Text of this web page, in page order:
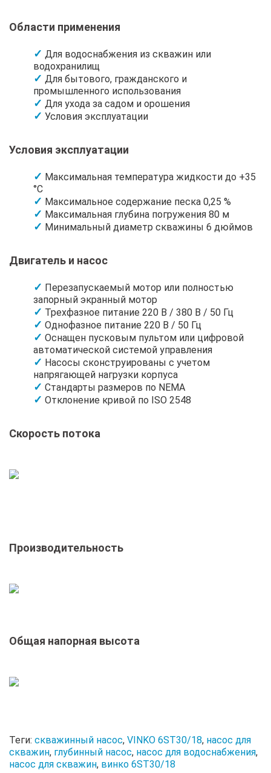
Области применения
Для водоснабжения из скважин или
водохранилищ
Для бытового, гражданского и
промышленного использования
Для ухода за садом и орошения
Условия эксплуатации
Условия эксплуатации
Максимальная температура жидкости до +35
°C
Максимальное содержание песка 0,25 %
Максимальная глубина погружения 80 м
Минимальный диаметр скважины 6 дюймов
Двигатель и насос
Перезапускаемый мотор или полностью
запорный экранный мотор
Трехфазное питание 220 В / 380 В / 50 Гц
Однофазное питание 220 В / 50 Гц
Оснащен пусковым пультом или цифровой
автоматической системой управления
Насосы сконструированы с учетом
напрягающей нагрузки корпуса
Стандарты размеров по NEMA
Отклонение кривой по ISO 2548
Скорость потока
Производительность
Общая напорная высота
Теги: скважинный насос, VINKO 6ST30/18, насос для
скважин, глубинный насос, насос для водоснабжения,
насос для скважин, винко 6ST30/18